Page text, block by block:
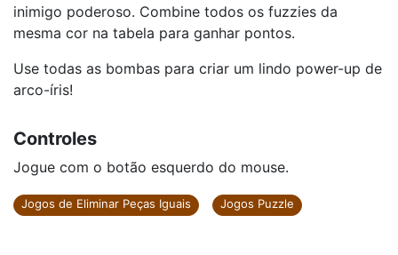
inimigo poderoso. Combine todos os fuzzies da
mesma cor na tabela para ganhar pontos.
Use todas as bombas para criar um lindo power-up de
arco-íris!
Controles
Jogue com o botão esquerdo do mouse.
Jogos de Eliminar Peças Iguais Jogos Puzzle